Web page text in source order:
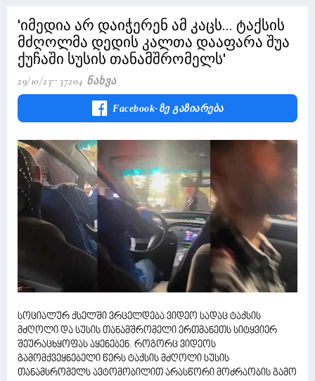
'იმედია არ დაიჭერენ ამ კაცს... ტაქსის
მძღოლმა დედის კალთა დააფარა შუა
ქუჩაში სუსის თანამშრომელს'
29/10/23 37204 Ნახვა
Facebook-Ზე Გაზიარება
სოციალურ ქსელში ვრცელდება ვიდეო სადაც ტაქსის
მძღოლი და სუსის თანამშრომელი ერთმანეთს სიტყვიერ
შეურაცხყოფას აყენებენ. როგორც ვიდეოს
გამომქვეყნებელი წერს ტაქსის მძღოლი სუსის
თანამსრომელს ავტომობილით არასწორი მოძრაობის გამო